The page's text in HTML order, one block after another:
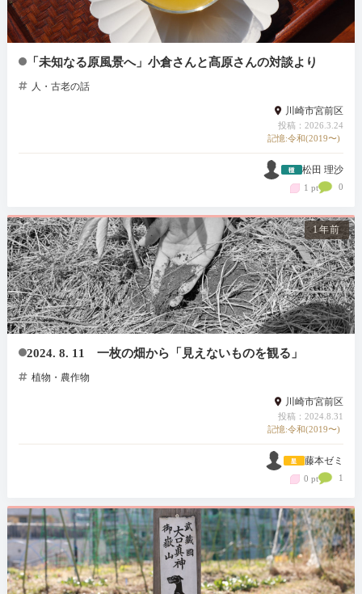
「未知なる原風景へ」小倉さんと髙原さんの対談より
人・古老の話
川崎市宮前区
投稿：2026.3.24
記憶:令和(2019〜)
松田 理沙
1 pt 0
1年前
2024. 8. 11 一枚の畑から「見えないものを観る」
植物・農作物
川崎市宮前区
投稿：2024.8.31
記憶:令和(2019〜)
藤本ゼミ
0 pt 1